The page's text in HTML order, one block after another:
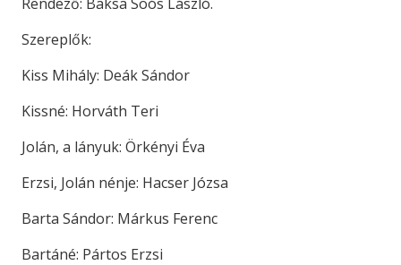
Szereplők:
Kiss Mihály: Deák Sándor
Kissné: Horváth Teri
Jolán, a lányuk: Örkényi Éva
Erzsi, Jolán nénje: Hacser Józsa
Barta Sándor: Márkus Ferenc
Bartáné: Pártos Erzsi